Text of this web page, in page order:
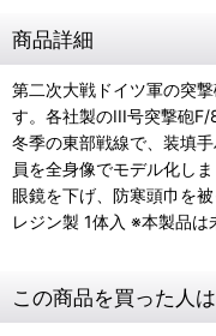
商品詳細
第二次大戦ドイツ軍の突
す。各社製のIII号突撃砲F/
冬季の東部戦線で、装填
員を全身像でモデル化し
眼鏡を下げ、防寒頭巾を
レジン製 1体入 ※本製品は
この商品を買った人